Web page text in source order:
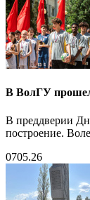
В ВолГУ
В преддверии
построение.
0705.26